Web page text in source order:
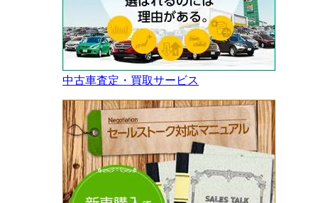
中古車査定・買取サービス